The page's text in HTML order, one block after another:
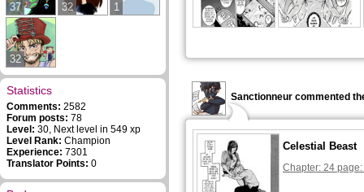
37 32 1
32
Statistics
Comments: 2582
Forum posts: 78
Level: 30, Next level in 549 xp
Level Rank: Champion
Experience: 7301
Translator Points: 0
Sanctionneur commented
Celestial Beast
Chapter: 24